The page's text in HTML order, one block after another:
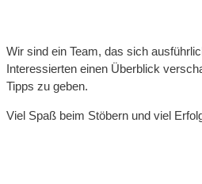
Wir sind ein Team, das sich
Interessierten einen Überblick
Tipps zu geben.
Viel Spaß beim Stöbern und viel